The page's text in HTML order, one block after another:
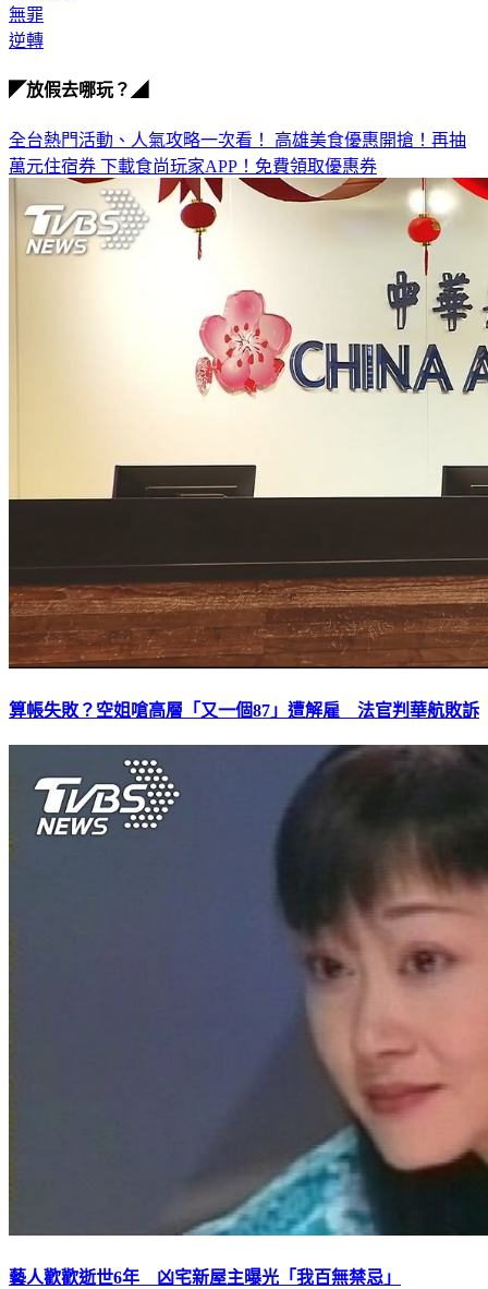
無罪
逆轉
◤放假去哪玩？◢
全台熱門活動、人氣攻略一次看！ 高雄美食優惠開搶！再抽
萬元住宿券 下載食尚玩家APP！免費領取優惠券
算帳失敗？空姐嗆高層「又一個87」遭解雇 法官判華航敗訴
藝人歡歡逝世6年 凶宅新屋主曝光「我百無禁忌」